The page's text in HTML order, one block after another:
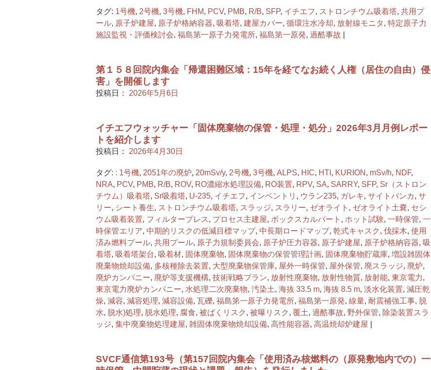
タグ: 1号機, 2号機, 3号機, FHM, PCV, PMB, R/B, SFP, イチエフ, ストロンチウム吸着塔, 共用プ
ール, 原子炉建屋, 原子炉格納容器, 吸着塔, 建屋カバー, 循環注水冷却, 放射線モニタ , 特定原子力
施設監視・評価検討会, 福島第一原子力発電所, 福島第一原発, 過酷事故
第１５８回院内集会「帰還困難区域：15年を経てなお続く人権（居住の自由）侵
害」を開催します
投稿日： 2026年5月6日
イチエフウォッチャー「固体廃棄物の保管・処理・処分」2026年3月月例レポー
トを紹介します
投稿日： 2026年4月30日
タグ: : 1号機, 2051年の廃炉, 20mSv/y, 2号機, 3号機, ALPS, HIC, HTI , KURION , mSv/h, NDF,
NRA, PCV, PMB, R/B, ROV, RO濃縮水処理設備, RO装置, RPV, SA, SARRY, SFP, Sr（ストロン
チウム）吸着塔, Sr吸着塔, U-235, イチエフ, インベントリ , ウラン235, ガレキ, サイトバンカ, サ
リー, シート養生, ストロンチウム吸着塔, スラッジ, スラリー, ゼオライト , ゼオライト土嚢, セシ
ウム吸着装置, フィルタープレス , プロセス主建屋, ボックスカルバート , ホット試験, 一時保管, 一
時保管エリア, 中期的リスクの低減目標マップ, 中長期ロードマップ, 乾式キャスク , 伐採木, 使用
済み燃料プール, 共用プール, 原子力規制委員会, 原子炉圧力容器, 原子炉建屋, 原子炉格納容器, 吸
着塔, 吸着塔架台, 吸着材, 固体廃棄物, 固体廃棄物の保管管理計画, 固体廃棄物貯蔵庫, 増設雑固体
廃棄物焼却設備, 多核種除去装置, 大型廃棄物保管庫, 屋外一時保管, 屋外保管, 廃スラッジ, 廃炉,
廃炉カンパニー, 廃炉等支援機構, 技術戦略プラン, 放射性廃棄物, 放射性物質, 放射能, 東京電力,
東京電力廃炉カンパニー, 水処理二次廃棄物, 汚染土, 海抜 33.5 m, 海抜 8.5 m, 淡水化装置, 減圧乾
燥, 減容, 減容処理, 減容設備, 瓦礫, 福島第一原子力発電所, 福島第一原発, 線量, 耐震補強工事, 脱
水, 脱水)処理, 脱水処理, 腐食, 被ばくリスク , 被曝リスク , 覆土, 過酷事故, 野外保管, 除染装置スラ
ッジ, 集中廃棄物処理建屋, 雑固体廃棄物焼却設備, 高性能容器, 高温焼却炉建屋
SVCF通信第193号（第157回院内集会「使用済み核燃料の（原発敷地内での）一